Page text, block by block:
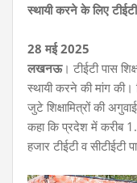
स्थायी करने के लिए टीईटी
28 मई 2025
लखनऊ। टीईटी पास
स्थायी करने की मांग की।
जुटे शिक्षामित्रों की
कहा कि प्रदेश में करीब
हजार टीईटी व सीटीईटी